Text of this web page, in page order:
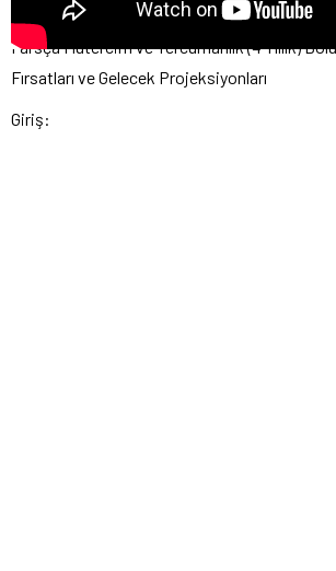
Farsça Mütercim ve Tercümanlık (4 Yıllık)
Fırsatları ve Gelecek Projeksiyonları
Giriş: